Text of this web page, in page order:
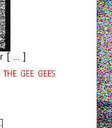
[ ... ]
GEE GEES